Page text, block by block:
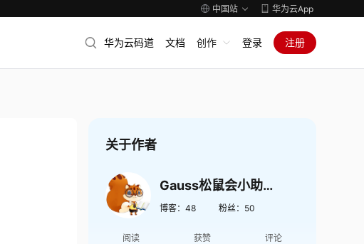
中国站 华为云App
华为云码道 文档 创作 登录 注册
关于作者
Gauss松鼠会小助手2
博客： 48 粉丝： 50
阅读 获赞 评论